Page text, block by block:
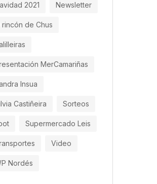
2021 Newsletter
rincón de Chus
MerCamariñas
Insua
Castiñeira Sorteos
Supermercado Leis
Video
Nordés